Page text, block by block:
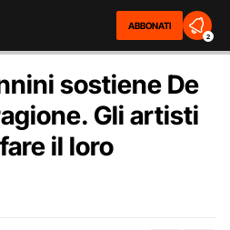
ABBONATI
2
sostiene De
Gli artisti
il loro